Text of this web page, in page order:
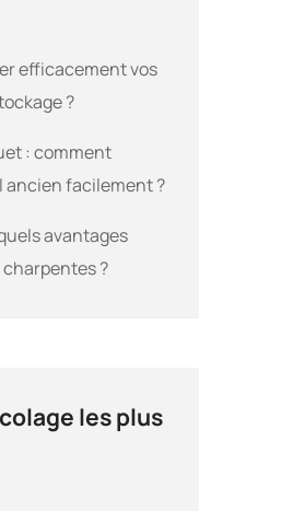
efficacement vos
?
: comment
ancien facilement ?
avantages
?
les plus